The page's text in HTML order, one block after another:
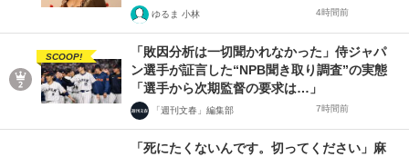
ゆるま 小林 4時間前
SCOOP!
「敗因分析は一切聞かれなかった」侍ジャパ
ン選手が証言した“NPB聞き取り調査”の実態
「選手から次期監督の要求は…」
「週刊文春」編集部 7時間前
「死にたくないんです。切ってください」麻